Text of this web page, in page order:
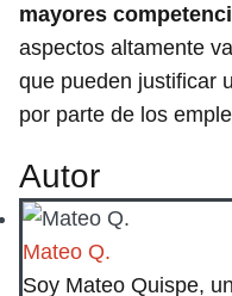
mayores
aspectos altamente
que pueden justificar
por parte de los
Autor
Mateo Q.
Soy Mateo Quispe,